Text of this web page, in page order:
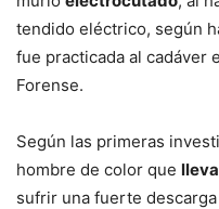
tendido eléctrico, según
fue practicada al cadáver
Forense.
Según las primeras
hombre de color que
sufrir una fuerte